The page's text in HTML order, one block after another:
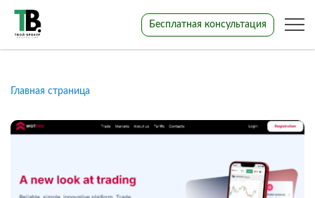
Бесплатная консультация
Главная страница